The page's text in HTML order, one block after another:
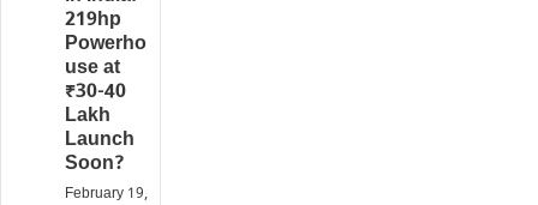
219hp
Powerho
use at
₹30-40
Lakh
Launch
Soon?
February 19,